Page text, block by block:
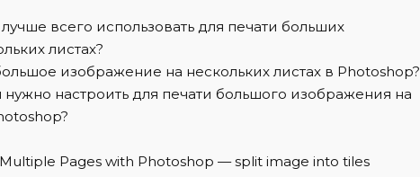
всего использовать для печати больших
листах?
изображение на нескольких листах в Photoshop?
настроить для печати большого изображения на
Pages with Photoshop — split image into tiles